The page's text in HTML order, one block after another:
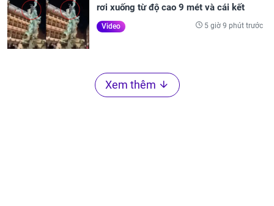
rơi xuống từ độ cao 9 mét và cái kết
Video 5 giờ 9 phút trước
Xem thêm